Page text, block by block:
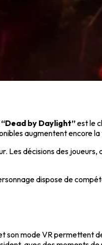
“Dead by Daylight”est le
augmentent encore la
décisions des joueurs,
dispose de
son mode VR permettent